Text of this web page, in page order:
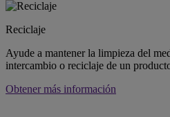
Reciclaje
Ayude a mantener la limpieza del
intercambio o reciclaje de un
Obtener más información